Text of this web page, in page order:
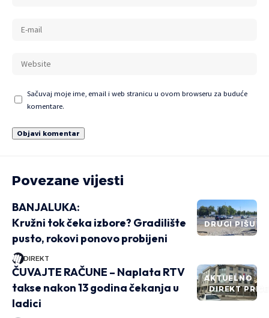
Sačuvaj moje ime, email i web stranicu u ovom browseru za buduće
komentare.
Povezane vijesti
DRUGI PIŠU
BANJALUKA:
Kružni tok čeka izbore? Gradilište
pusto, rokovi ponovo probijeni
DIREKT
AKTUELNO
DIREKT PRIČE
ČUVAJTE RAČUNE – Naplata RTV
takse nakon 13 godina čekanja u
ladici